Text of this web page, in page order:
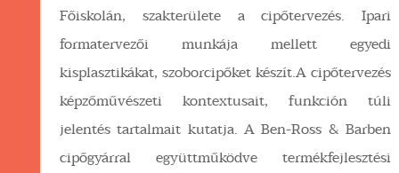
Főiskolán, szakterülete a cipőtervezés. Ipari
formatervezői munkája mellett egyedi
kisplasztikákat, szoborcipőket készít.A cipőtervezés
képzőművészeti kontextusait, funkción túli
jelentés tartalmait kutatja. A Ben-Ross & Barben
cipőgyárral együttműködve termékfejlesztési